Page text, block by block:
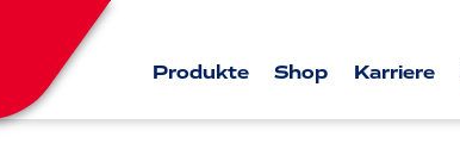
Produkte Shop Karriere